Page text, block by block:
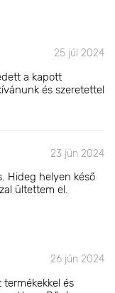
25 júl 2024
a kapott
és szeretettel
23 jún 2024
Hideg helyen késő
ültettem el.
26 jún 2024
és